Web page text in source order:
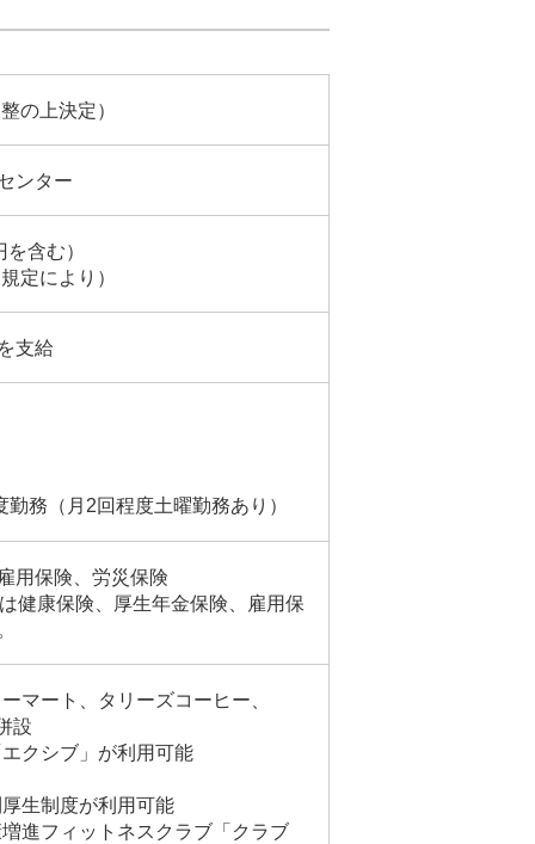
の上決定）
ンター
含む）
定により）
支給
務（月2回程度土曜勤務あり）
用保険、労災保険
健康保険、厚生年金保険、雇用保
マート、タリーズコーヒー、
設
クシブ」が利用可能
生制度が利用可能
進フィットネスクラブ「クラブ